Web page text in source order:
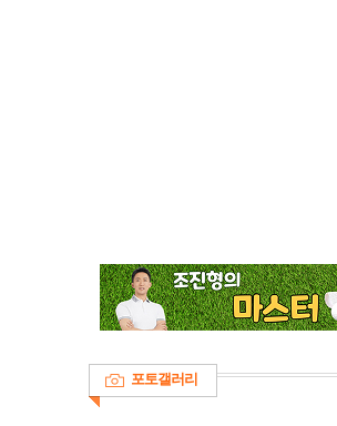
포토갤러리